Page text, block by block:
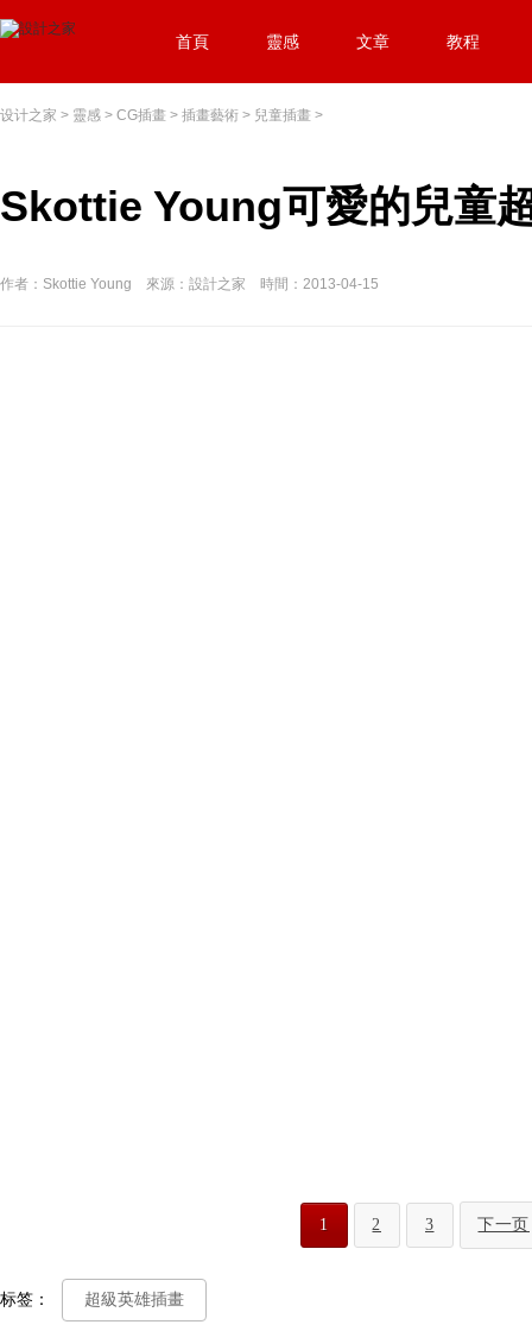
首頁 靈感 文章 教程
设计之家 > 靈感 > CG插畫 > 插畫藝術 > 兒童插畫 >
Skottie Young可愛的兒童
作者：Skottie Young 來源：設計之家 時間：2013-04-15
1 2 3 下一页
标签： 超級英雄插畫